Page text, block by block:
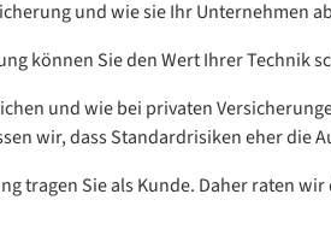
und wie sie Ihr Unternehmen
können Sie den Wert Ihrer Technik
und wie bei privaten
wir, dass Standardrisiken eher die
tragen Sie als Kunde. Daher raten